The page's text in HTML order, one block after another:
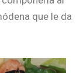
que le da